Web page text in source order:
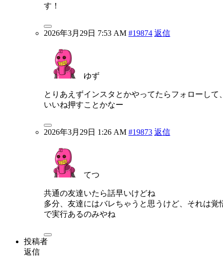
す！
2026年3月29日 7:53 AM #19874 返信
ゆず
とりあえずインスタとかやってたらフォローして
いいね押すことかなー
2026年3月29日 1:26 AM #19873 返信
てつ
共通の友達いたら話早いけどね
多分、友達にはバレちゃうと思うけど、それは覚
で実行あるのみやね
投稿者
返信